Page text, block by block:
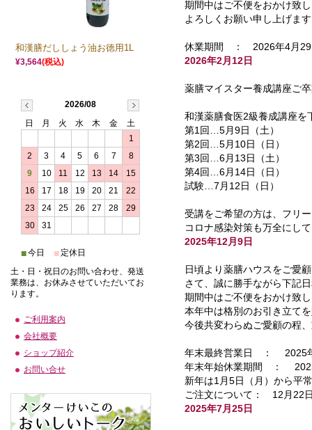
期間中はご不便をおかけ致
よろしくお願い申し上げま
休業期間 ： 2026年4月29
2026年2月12日
薬膳マイスター養成講座ご
和漢薬膳食医2級養成講座を
第1回…5月9日（土）
第2回…5月10日（日）
第3回…6月13日（土）
第4回…6月14日（日）
試験…7月12日（日）
受講をご希望の方は、フリ
コロナ感染対策も万全にし
2025年12月9日
日頃より薬膳ハウスをご愛
さて、誠に勝手ながら下記
期間中はご不便をおかけ致
本年中は格別のお引き立て
今後共変わらぬご愛顧の程
年末最終営業日 ： 2025
年末年始休業期間 ： 2025
新年は1月5日（月）から平
ご注文について： 12月22
2025年7月25日
和漢膳だししょう油お徳用1L
¥3,564(税込)
2026/08
日 月 火 水 木 金
土
1
2 3 4 5 6 7 8
9 10 11 12 13 14 15
16 17 18 19 20 21 22
23 24 25 26 27 28 29
30 31
■今日 ■ 定休日
土・日・祝日のお問い合わせ、発送
業務は、お休みさせていただいてお
ります。
ご利用案内
会社概要
ショップ紹介
お問い合せ